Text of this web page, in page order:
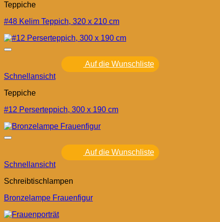
Teppiche
#48 Kelim Teppich, 320 x 210 cm
Auf die Wunschliste
Schnellansicht
Teppiche
#12 Perserteppich, 300 x 190 cm
Auf die Wunschliste
Schnellansicht
Schreibtischlampen
Bronzelampe Frauenfigur